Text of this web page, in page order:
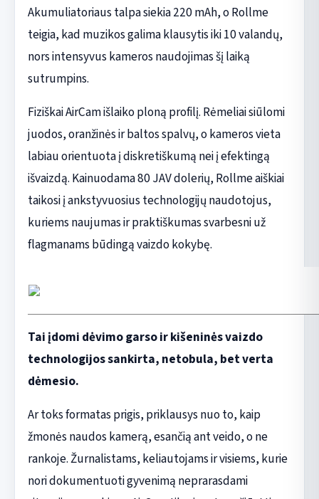
Akumuliatoriaus talpa siekia 220 mAh, o Rollme
teigia, kad muzikos galima klausytis iki 10 valandų,
nors intensyvus kameros naudojimas šį laiką
sutrumpins.
Fiziškai AirCam išlaiko ploną profilį. Rėmeliai siūlomi
juodos, oranžinės ir baltos spalvų, o kameros vieta
labiau orientuota į diskretiškumą nei į efektingą
išvaizdą. Kainuodama 80 JAV dolerių, Rollme aiškiai
taikosi į ankstyvuosius technologijų naudotojus,
kuriems naujumas ir praktiškumas svarbesni už
flagmanams būdingą vaizdo kokybę.
Tai įdomi dėvimo garso ir kišeninės vaizdo
technologijos sankirta, netobula, bet verta
dėmesio.
Ar toks formatas prigis, priklausys nuo to, kaip
žmonės naudos kamerą, esančią ant veido, o ne
rankoje. Žurnalistams, keliautojams ir visiems, kurie
nori dokumentuoti gyvenimą neprarasdami